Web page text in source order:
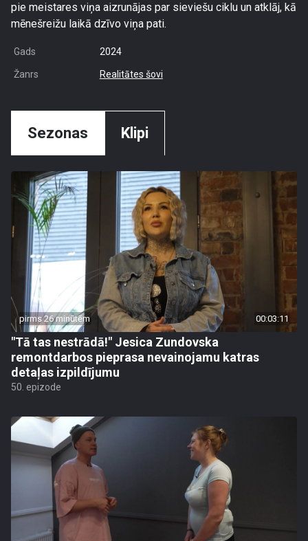
pie meistares viņa aizrunājas par sieviešu ciklu un atklāj, kā
mēnešreižu laikā dzīvo viņa pati.
Gads 2024
Žanrs Realitātes šovi
Sezonas Klipi
pirms 26 minūtēm 00:03:11
"Tā tas nestrādā!" Jesica Zundovska
remontdarbos pieprasa nevainojamu katras
detaļas izpildījumu
50. epizode